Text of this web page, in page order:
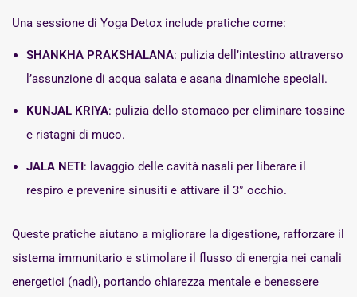
Una sessione di Yoga Detox include pratiche come:
SHANKHA PRAKSHALANA: pulizia dell’intestino attraverso
l’assunzione di acqua salata e asana dinamiche speciali.
KUNJAL KRIYA: pulizia dello stomaco per eliminare tossine
e ristagni di muco.
JALA NETI: lavaggio delle cavità nasali per liberare il
respiro e prevenire sinusiti e attivare il 3° occhio.
Queste pratiche aiutano a migliorare la digestione, rafforzare il
sistema immunitario e stimolare il flusso di energia nei canali
energetici (nadi), portando chiarezza mentale e benessere